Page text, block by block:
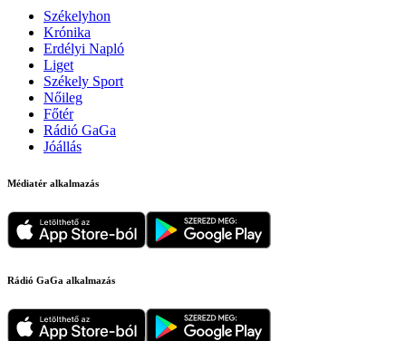
Székelyhon
Krónika
Erdélyi Napló
Liget
Székely Sport
Nőileg
Főtér
Rádió GaGa
Jóállás
Médiatér alkalmazás
Rádió GaGa alkalmazás